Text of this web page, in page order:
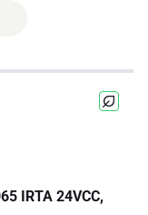
IRTA 24VCC,